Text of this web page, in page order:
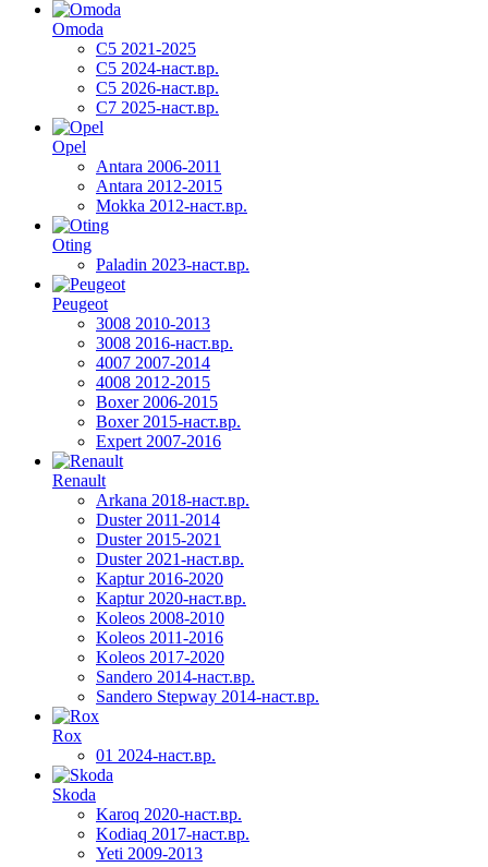
Omoda
C5 2021-2025
C5 2024-наст.вр.
C5 2026-наст.вр.
C7 2025-наст.вр.
Opel
Antara 2006-2011
Antara 2012-2015
Mokka 2012-наст.вр.
Oting
Paladin 2023-наст.вр.
Peugeot
3008 2010-2013
3008 2016-наст.вр.
4007 2007-2014
4008 2012-2015
Boxer 2006-2015
Boxer 2015-наст.вр.
Expert 2007-2016
Renault
Arkana 2018-наст.вр.
Duster 2011-2014
Duster 2015-2021
Duster 2021-наст.вр.
Kaptur 2016-2020
Kaptur 2020-наст.вр.
Koleos 2008-2010
Koleos 2011-2016
Koleos 2017-2020
Sandero 2014-наст.вр.
Sandero Stepway 2014-наст.вр.
Rox
01 2024-наст.вр.
Skoda
Karoq 2020-наст.вр.
Kodiaq 2017-наст.вр.
Yeti 2009-2013